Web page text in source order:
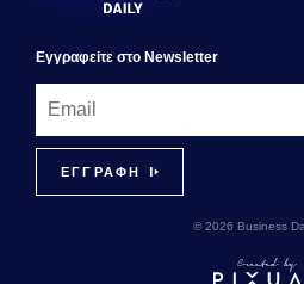
Εγγραφεiτε στο Newsletter
© 2026 Business